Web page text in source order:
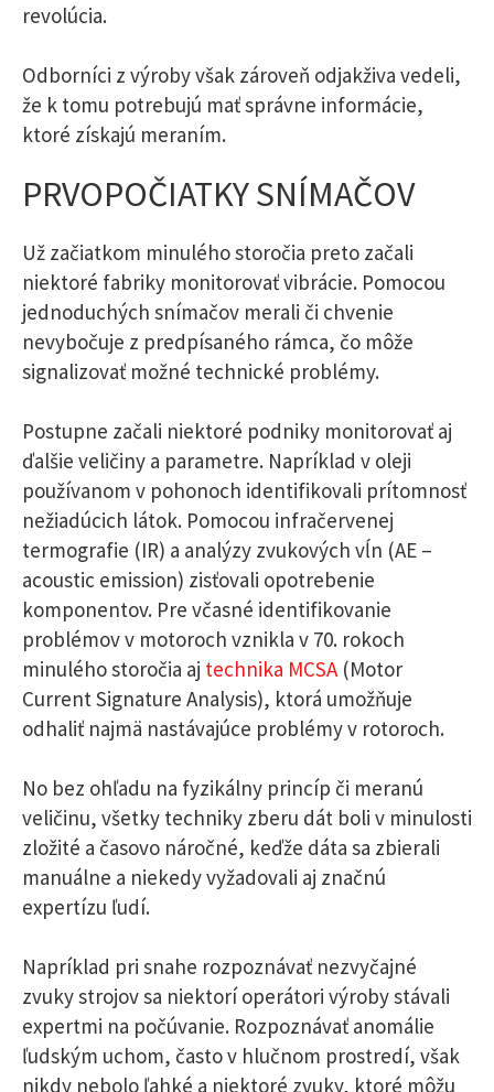
revolúcia.
Odborníci z výroby však zároveň odjakživa vedeli,
že k tomu potrebujú mať správne informácie,
ktoré získajú meraním.
PRVOPOČIATKY SNÍMAČOV
Už začiatkom minulého storočia preto začali
niektoré fabriky monitorovať vibrácie. Pomocou
jednoduchých snímačov merali či chvenie
nevybočuje z predpísaného rámca, čo môže
signalizovať možné technické problémy.
Postupne začali niektoré podniky monitorovať aj
ďalšie veličiny a parametre. Napríklad v oleji
používanom v pohonoch identifikovali prítomnosť
nežiadúcich látok. Pomocou infračervenej
termografie (IR) a analýzy zvukových vĺn (AE –
acoustic emission) zisťovali opotrebenie
komponentov. Pre včasné identifikovanie
problémov v motoroch vznikla v 70. rokoch
minulého storočia aj technika MCSA (Motor
Current Signature Analysis), ktorá umožňuje
odhaliť najmä nastávajúce problémy v rotoroch.
No bez ohľadu na fyzikálny princíp či meranú
veličinu, všetky techniky zberu dát boli v minulosti
zložité a časovo náročné, keďže dáta sa zbierali
manuálne a niekedy vyžadovali aj značnú
expertízu ľudí.
Napríklad pri snahe rozpoznávať nezvyčajné
zvuky strojov sa niektorí operátori výroby stávali
expertmi na počúvanie. Rozpoznávať anomálie
ľudským uchom, často v hlučnom prostredí, však
nikdy nebolo ľahké a niektoré zvuky, ktoré môžu